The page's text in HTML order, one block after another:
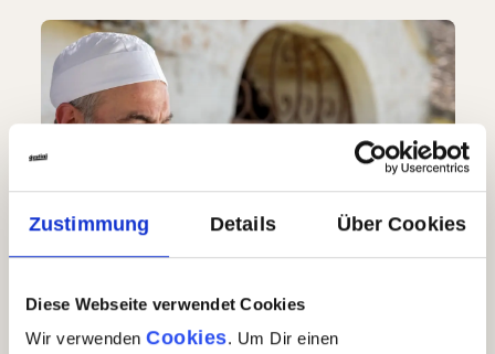
Zustimmung Details Über Cookies
Diese Webseite verwendet Cookies
Wir verwenden Cookies. Um Dir einen